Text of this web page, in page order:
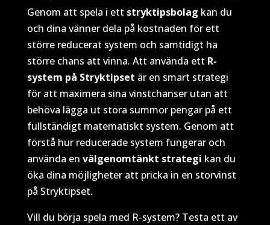
Genom att spela i ett stryktipsbolag kan du
och dina vänner dela på kostnaden för ett
större reducerat system och samtidigt ha
större chans att vinna. Att använda ett R-
system på Stryktipset är en smart strategi
för att maximera sina vinstchanser utan att
behöva lägga ut stora summor pengar på ett
fullständigt matematiskt system. Genom att
förstå hur reducerade system fungerar och
använda en välgenomtänkt strategi kan du
öka dina möjligheter att pricka in en storvinst
på Stryktipset.
Vill du börja spela med R-system? Testa ett av